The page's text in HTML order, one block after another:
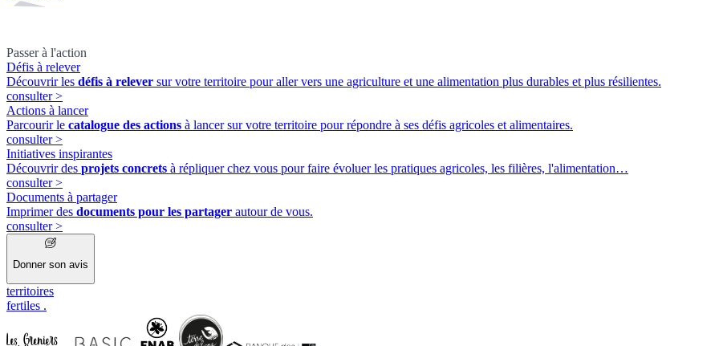
Passer à l'action
Défis à relever
Découvrir les défis à relever sur votre territoire pour aller vers une agriculture et une alimentation plus durables et plus résilientes.
consulter>
Actions à lancer
Parcourir le catalogue des actions à lancer sur votre territoire pour répondre à ses défis agricoles et alimentaires.
consulter>
Initiatives inspirantes
Découvrir des projets concrets à répliquer chez vous pour faire évoluer les pratiques agricoles, les filières, l'alimentation…
consulter>
Documents à partager
Imprimer des documents pour les partager autour de vous.
consulter>
Donner son avis
territoires
fertiles .